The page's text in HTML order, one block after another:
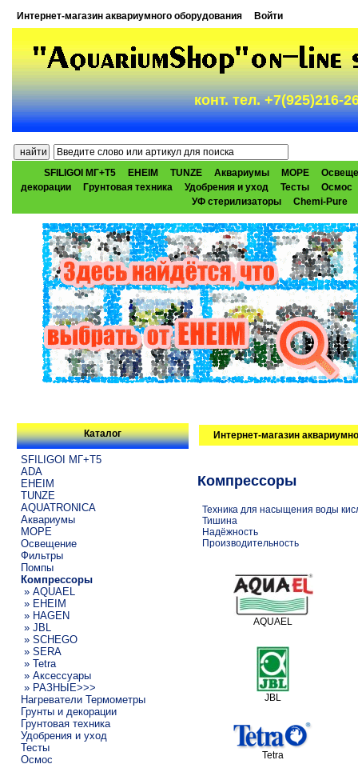
Интернет-магазин аквариумного оборудования Войти
конт. тел. +7(925)216-
SFILIGOI МГ+Т5 EHEIM TUNZE Аквариумы МОРЕ
декорации
Грунтовая техника Удобрения и уход Тесты
Осмос
УФ стерилизаторы
Chemi-Pure
Каталог
SFILIGOI МГ+Т5
ADA
EHEIM
TUNZE
AQUATRONICA
Аквариумы
МОРЕ
Освещение
Фильтры
Помпы
Компрессоры
» AQUAEL
» EHEIM
» HAGEN
» JBL
» SCHEGO
» SERA
» Tetra
» Аксессуары
» РАЗНЫЕ>>>
Нагреватели Термометры
Грунты и декорации
Грунтовая техника
Удобрения и уход
Тесты
Осмос
Интернет-магазин
Компрессоры
Техника для насыщения воды
Тишина
Надёжность
Производительность
AQUAEL
JBL
Tetra